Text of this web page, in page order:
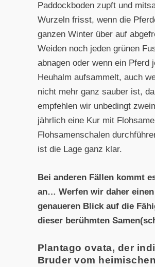
Paddockboden zupft und
Wurzeln frisst, wenn die
ganzen Winter über auf
Weiden noch jeden grünen
abnagen oder wenn ein Pferd
Heuhalm aufsammelt, auch
nicht mehr ganz sauber ist,
empfehlen wir unbedingt
jährlich eine Kur mit
Flohsamenschalen
ist die Lage ganz klar.
Bei anderen Fällen kommt
an… Werfen wir daher einen
genaueren Blick auf die
dieser berühmten
Plantago ovata, der
Bruder vom heimischen